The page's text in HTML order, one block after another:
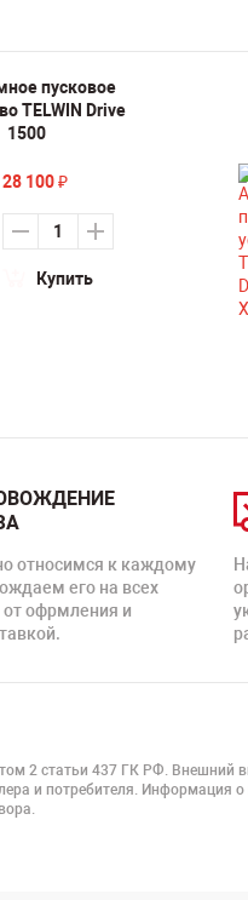
пусковое
TELWIN Drive
1500
28 100 ₽
Купить
относимся к каждому
его на всех
от офрмления и
2 статьи 437 ГК РФ. Внешний
и потребителя. Информация